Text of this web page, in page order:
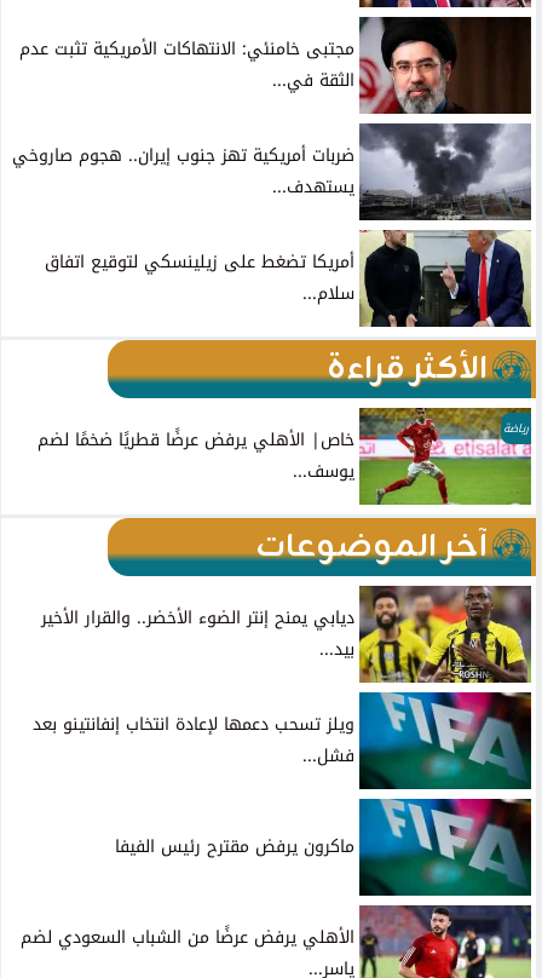
مجتبى خامنئي: الانتهاكات الأمريكية تثبت عدم
الثقة في...
ضربات أمريكية تهز جنوب إيران.. هجوم صاروخي
يستهدف...
أمريكا تضغط على زيلينسكي لتوقيع اتفاق
سلام...
الأكثر قراءة
رياضة
خاص| الأهلي يرفض عرضًا قطريًا ضخمًا لضم
يوسف...
آخر الموضوعات
ديابي يمنح إنتر الضوء الأخضر.. والقرار الأخير
بيد...
ويلز تسحب دعمها لإعادة انتخاب إنفانتينو بعد
فشل...
ماكرون يرفض مقترح رئيس الفيفا
الأهلي يرفض عرضًا من الشباب السعودي لضم
ياسر...